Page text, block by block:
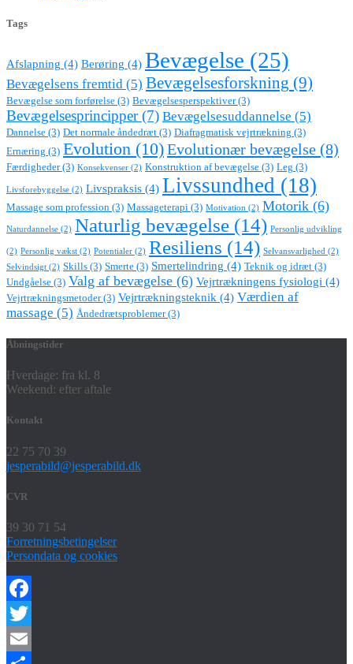
Tags
Afslapning (4) Berøring (4) Bevægelse (25)
Bevægelsens fremtid (5) Bevægelsesforskning (9)
Bevægelse som forførelse (3) Bevægelsesperspektiver(3)
Bevægelsesprincipper(7) Bevægelsesuddannelse (5)
Dannelse (3) Det normale åndedræt (3) Diafragmatisk vejrtrækning (3)
Ernæring (3) Evolution (10)Evolutionær bevægelse (8)
Færdigheder(3) Konsekvenser (2) Konstruktion af bevægelse (3) Leg (3)
Livsforebyggelse (2) Livspraksis (4) Livssundhed (18)
Massage som profession (3) Massageterapi (3) Motivation (2) Motorik (6)
Naturdannelse (2) Naturlig bevægelse (14) Personlig udvikling
(2) Personlig vækst (2) Potentialer (2) Resiliens (14) Selvansvarlighed (2)
Selvindsigt (2) Skills (3) Smerte (3) Smertelindring (4) Teknik og idræt (3)
Undgåelse (3) Valg af bevægelse (6) Vejrtrækningens fysiologi (4)
Vejrtrækningsmetoder(3) Vejrtrækningsteknik (4) Værdien af
massage (5) Åndedrætsproblemer(3)
Åbningstider
Hverdage: fra kl. 8
Weekend: efter aftale
Kontakt
22 75 70 39
jesperabild@jesperabild.dk
CVR
39 30 71 54
Forretningsbetingelser
Persondata og cookies
Facebook
Twitter